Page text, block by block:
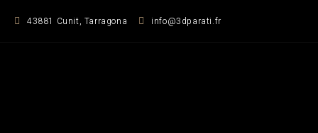
Inhalt 43881 Cunit, Tarragona info@3dparati.fr